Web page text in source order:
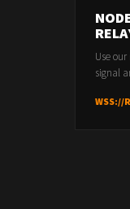
Use
signal
WSS://